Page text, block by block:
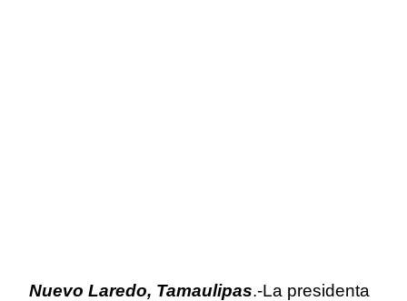
Nuevo Laredo, Tamaulipas.-La presidenta